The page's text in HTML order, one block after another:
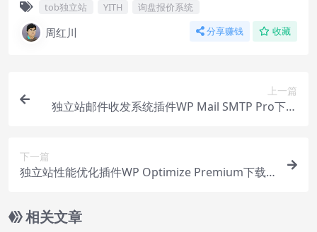
tob独立站 YITH 询盘报价系统
周红川 分享赚钱 收藏
上一篇
独立站邮件收发系统插件WP Mail SMTP Pro下载
下一篇
独立站性能优化插件WP Optimize Premium下载
相关文章